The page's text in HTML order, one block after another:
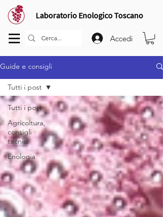
Laboratorio Enologico Toscano
Accedi
Guide e consigli
Tutti i post
Agricoltura,
consigli
tecnici
Enologia
Tutti i post